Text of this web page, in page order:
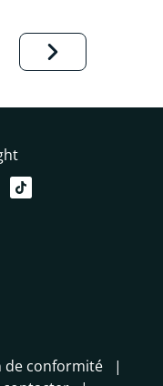
page 1 out of 3 loaded
de conformité